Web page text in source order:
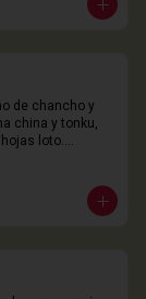
de chancho y
china y tonku,
loto.